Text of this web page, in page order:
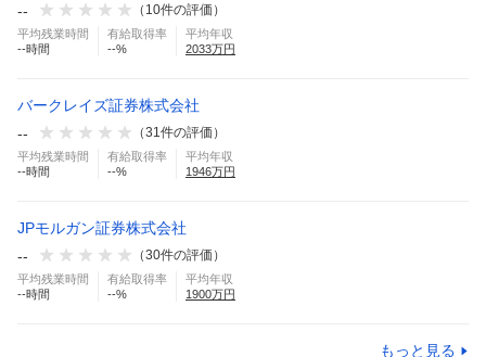
--
（ 10件の評価）
平均残業時間
--時間
有給取得率
--%
平均年収
2033万円
バークレイズ証券株式会社
--
（31件の評価）
平均残業時間
--時間
有給取得率
--%
平均年収
1946万円
JPモルガン証券株式会社
--
（30件の評価）
平均残業時間
--時間
有給取得率
--%
平均年収
1900万円
もっと見る